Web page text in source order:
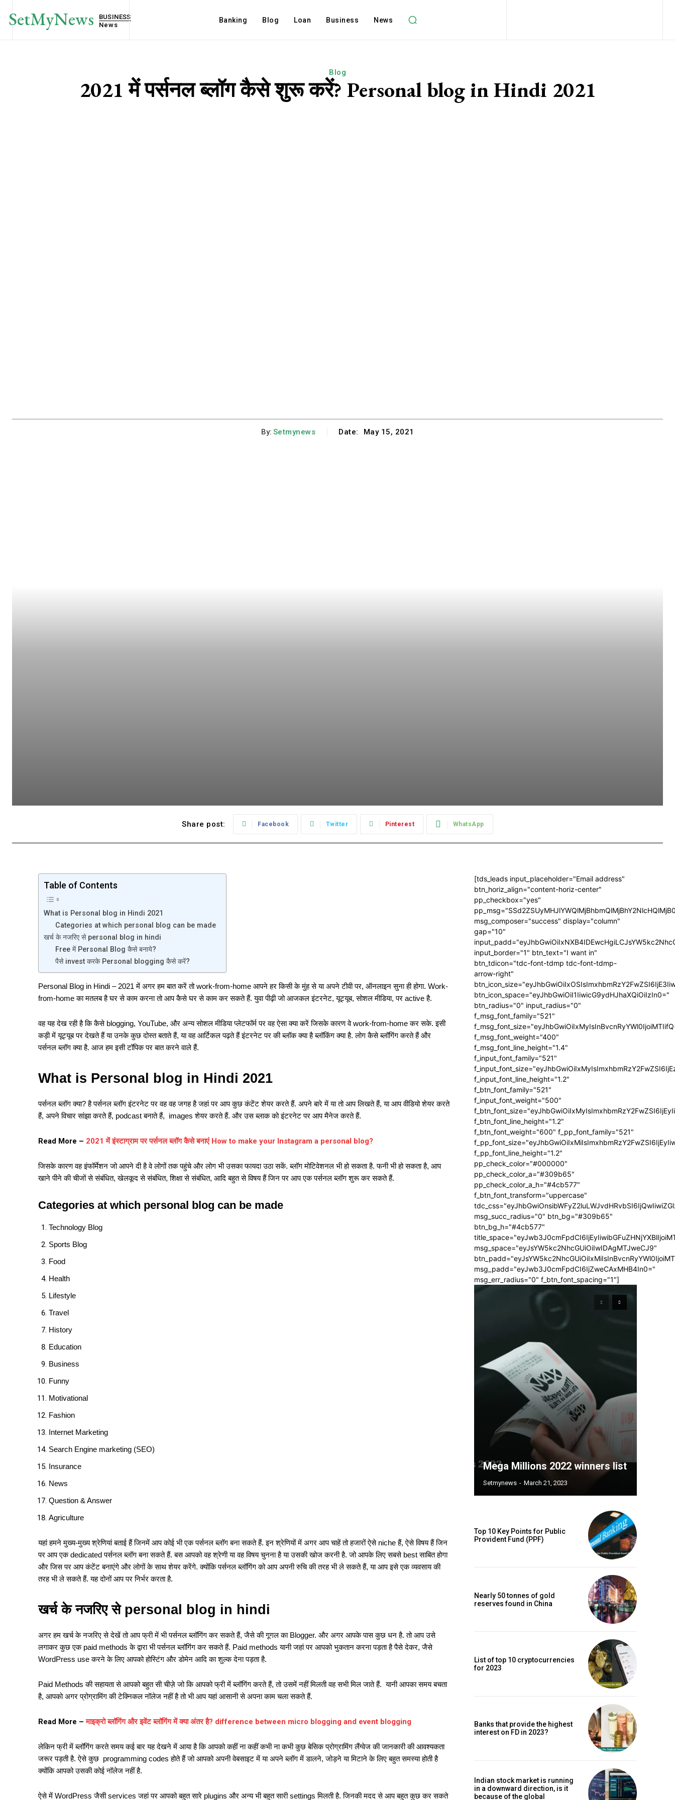
SetMyNews
BUSINESS
News
Banking Blog Loan Business News
Blog
2021 में पर्सनल ब्लॉग कैसे शुरू करें? Personal blog in Hindi 2021
By: Setmynews Date: May 15, 2021
Share post: Facebook Twitter Pinterest WhatsApp
Table of Contents
What is Personal blog in Hindi 2021
Categories at which personal blog can be made
खर्च के नजरिए से personal blog in hindi
Free में Personal Blog कैसे बनाये?
पैसे invest करके Personal blogging कैसे करें?
Personal Blog in Hindi – 2021 में अगर हम बात करें तो work-from-home आपने हर किसी के मुंह से या अपने टीवी पर, ऑनलाइन सुना ही होगा. Work-
from-home का मतलब है घर से काम करना तो आप कैसे घर से काम कर सकते हैं. युवा पीढ़ी जो आजकल इंटरनेट, यूट्यूब, सोशल मीडिया, पर active है.
वह यह देख रही है कि कैसे blogging, YouTube, और अन्य सोशल मीडिया प्लेटफॉर्म पर वह ऐसा क्या करें जिसके कारण वे work-from-home कर सके. इसी
कड़ी में यूट्यूब पर देखते हैं या उनके कुछ दोस्त बताते हैं, या वह आर्टिकल पढ़ते हैं इंटरनेट पर की ब्लॉक क्या है ब्लॉकिंग क्या है. लोग कैसे ब्लॉगिंग करते हैं और
पर्सनल ब्लॉग क्या है. आज हम इसी टॉपिक पर बात करने वाले हैं.
What is Personal blog in Hindi 2021
पर्सनल ब्लॉग क्या? है पर्सनल ब्लॉग इंटरनेट पर वह वह जगह है जहां पर आप कुछ कंटेंट शेयर करते हैं. अपने बारे में या तो आप लिखते हैं, या आप वीडियो शेयर करते
हैं, अपने विचार सांझा करते हैं, podcast बनाते हैं, images शेयर करते हैं. और उस ब्लाक को इंटरनेट पर आप मैनेज करते हैं.
Read More – 2021 में इंस्टाग्राम पर पर्सनल ब्लॉग कैसे बनाएं How to make your Instagram a personal blog?
जिसके कारण वह इंफॉर्मेशन जो आपने दी है वे लोगों तक पहुंचे और लोग भी उसका फायदा उठा सकें. ब्लॉग मोटिवेशनल भी हो सकता है. फनी भी हो सकता है, आप
खाने पीने की चीजों से संबंधित, खेलकूद से संबंधित, शिक्षा से संबंधित, आदि बहुत से विषय हैं जिन पर आप एक पर्सनल ब्लॉग शुरू कर सकते हैं.
Categories at which personal blog can be made
Technology Blog
Sports Blog
Food
Health
Lifestyle
Travel
History
Education
Business
Funny
Motivational
Fashion
Internet Marketing
Search Engine marketing (SEO)
Insurance
News
Question & Answer
Agriculture
यहां हमने मुख्य-मुख्य श्रेणियां बताई हैं जिनमें आप कोई भी एक पर्सनल ब्लॉग बना सकते हैं. इन श्रेणियों में अगर आप चाहें तो हजारों ऐसे niche हैं, ऐसे विषय हैं जिन
पर आप एक dedicated पर्सनल ब्लॉग बना सकते हैं. बस आपको वह श्रेणी या वह विषय चुनना है या उसकी खोज करनी है. जो आपके लिए सबसे best साबित होगा
और जिस पर आप कंटेंट बनाएंगे और लोगों के साथ शेयर करेंगे. क्योंकि पर्सनल ब्लॉगिंग को आप अपनी रुचि की तरह भी ले सकते हैं, या आप इसे एक व्यवसाय की
तरह भी ले सकते हैं. यह दोनों आप पर निर्भर करता है.
खर्च के नजरिए से personal blog in hindi
अगर हम खर्च के नजरिए से देखें तो आप फ्री में भी पर्सनल ब्लॉगिंग कर सकते हैं, जैसे की गूगल का Blogger. और अगर आपके पास कुछ धन है. तो आप उसे
लगाकर कुछ एक paid methods के द्वारा भी पर्सनल ब्लॉगिंग कर सकते हैं. Paid methods यानी जहां पर आपको भुकतान करना पड़ता है पैसे देकर, जैसे
WordPress use करने के लिए आपको होस्टिंग और डोमेन आदि का शुल्क देना पड़ता है.
Paid Methods की सहायता से आपको बहुत सी चीज़े जो कि आपको फ्री में ब्लॉगिंग करते हैं, तो उसमें नहीं मिलती वह सभी मिल जाते हैं. यानी आपका समय बचता
है, आपको अगर प्रोग्रामिंग की टेक्निकल नॉलेज नहीं है तो भी आप यहां आसानी से अपना काम चला सकते हैं.
Read More –माइक्रो ब्लॉगिंग और इवेंट ब्लॉगिंग में क्या अंतर है? difference between micro blogging and event blogging
लेकिन फ्री में ब्लॉगिंग करते समय कई बार यह देखने में आया है कि आपको कहीं ना कहीं कभी ना कभी कुछ बेसिक प्रोग्रामिंग लैंग्वेज की जानकारी की आवश्यकता
जरूर पड़ती है. ऐसे कुछ programming codes होते हैं जो आपको अपनी वेबसाइट में या अपने ब्लॉग में डालने, जोड़ने या मिटाने के लिए बहुत समस्या होती है
क्योंकि आपको उसकी कोई नॉलेज नहीं है.
ऐसे में WordPress जैसी services जहां पर आपको बहुत सारे plugins और अन्य भी बहुत सारी settings मिलती है. जिनकी मदद से आप बहुत कुछ कर सकते
[tds_leads input_placeholder="Email address"
btn_horiz_align="content-horiz-center"
pp_checkbox="yes"
msg_composer="success" display="column"
gap="10"
input_border="1" btn_text="I want in"
btn_tdicon="tdc-font-tdmp tdc-font-tdmp-
arrow-right"
btn_icon_space="eyJhbGwiOiI1IiwicG9ydHJhaXQiOiIzIn0="
btn_radius="0" input_radius="0"
f_msg_font_family="521"
f_msg_font_weight="400"
f_msg_font_line_height="1.4"
f_input_font_family="521"
f_input_font_line_height="1.2"
f_btn_font_family="521"
f_input_font_weight="500"
f_btn_font_line_height="1.2"
f_btn_font_weight="600" f_pp_font_family="521"
f_pp_font_line_height="1.2"
pp_check_color="#000000"
pp_check_color_a="#309b65"
pp_check_color_a_h="#4cb577"
f_btn_font_transform="uppercase"
msg_succ_radius="0" btn_bg="#309b65"
btn_bg_h="#4cb577"
msg_space="eyJsYW5kc2NhcGUiOiIwIDAgMTJweCJ9"
msg_padd="eyJwb3J0cmFpdCI6IjZweCAxMHB4In0="
msg_err_radius="0" f_btn_font_spacing="1"]
Mega Millions 2022 winners list
Setmynews - March 21, 2023
Top 10 Key Points for Public
Provident Fund (PPF)
Nearly 50 tonnes of gold
reserves found in China
List of top 10 cryptocurrencies
for 2023
Banks that provide the highest
interest on FD in 2023?
Indian stock market is running
in a downward direction, is it
because of the global